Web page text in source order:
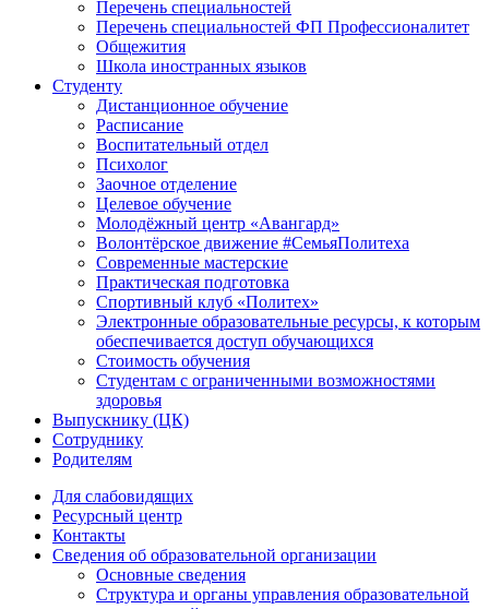
Перечень специальностей
Перечень специальностей ФП Профессионалитет
Общежития
Школа иностранных языков
Студенту
Дистанционное обучение
Расписание
Воспитательный отдел
Психолог
Заочное отделение
Целевое обучение
Молодёжный центр «Авангард»
Волонтёрское движение #СемьяПолитеха
Современные мастерские
Практическая подготовка
Спортивный клуб «Политех»
Электронные образовательные ресурсы, к которым
обеспечивается доступ обучающихся
Стоимость обучения
Студентам с ограниченными возможностями
здоровья
Выпускнику (ЦК)
Сотруднику
Родителям
Для слабовидящих
Ресурсный центр
Контакты
Сведения об образовательной организации
Основные сведения
Структура и органы управления образовательной